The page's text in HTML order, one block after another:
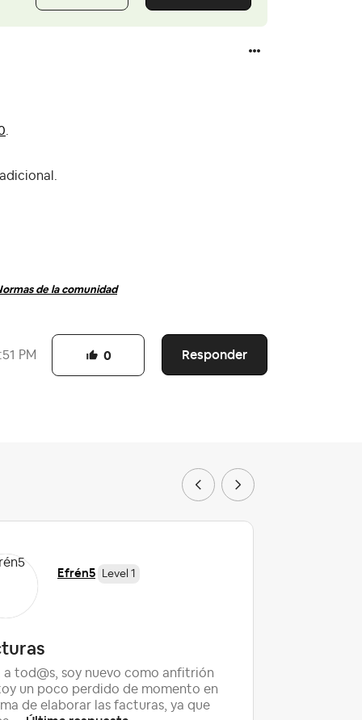
.
de la comunidad
PM Responder
0
Efrén5 Level 1
a tod@s, soy nuevo como anfitrión
un poco perdido de momento en
de elaborar las facturas, ya que